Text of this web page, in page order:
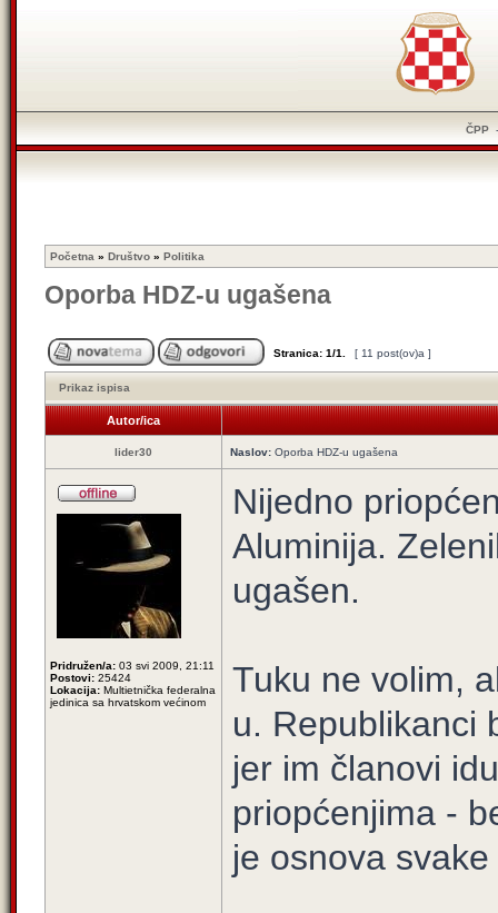
ČPP
Početna » Društvo » Politika
Oporba HDZ-u ugašena
Stranica: 1/1 [ 11 post(ov)a ]
Prikaz ispisa
Autor/ica
lider30 Naslov: Oporba HDZ-u ugašena
Pridružen/a: 03 svi 2009, 21:11
Postovi: 25424
Lokacija: Multietnička federalna
jedinica sa hrvatskom većinom
Nijedno
Aluminija.
ugašen.
Tuku ne volim,
u. Republikanci
jer im članovi
priopćenjima -
je osnova